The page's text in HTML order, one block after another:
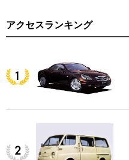
アクセスランキング